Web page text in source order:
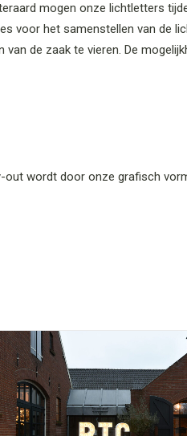
mogen onze lichtletters
voor het samenstellen van de
de zaak te vieren. De
wordt door onze grafisch